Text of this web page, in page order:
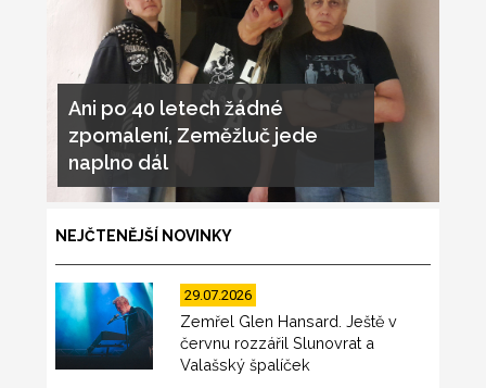
Ani po 40 letech žádné
zpomalení, Zeměžluč jede
naplno dál
NEJČTENĚJŠÍ NOVINKY
29.07.2026
Zemřel Glen Hansard. Ještě v
červnu rozzářil Slunovrat a
Valašský špalíček